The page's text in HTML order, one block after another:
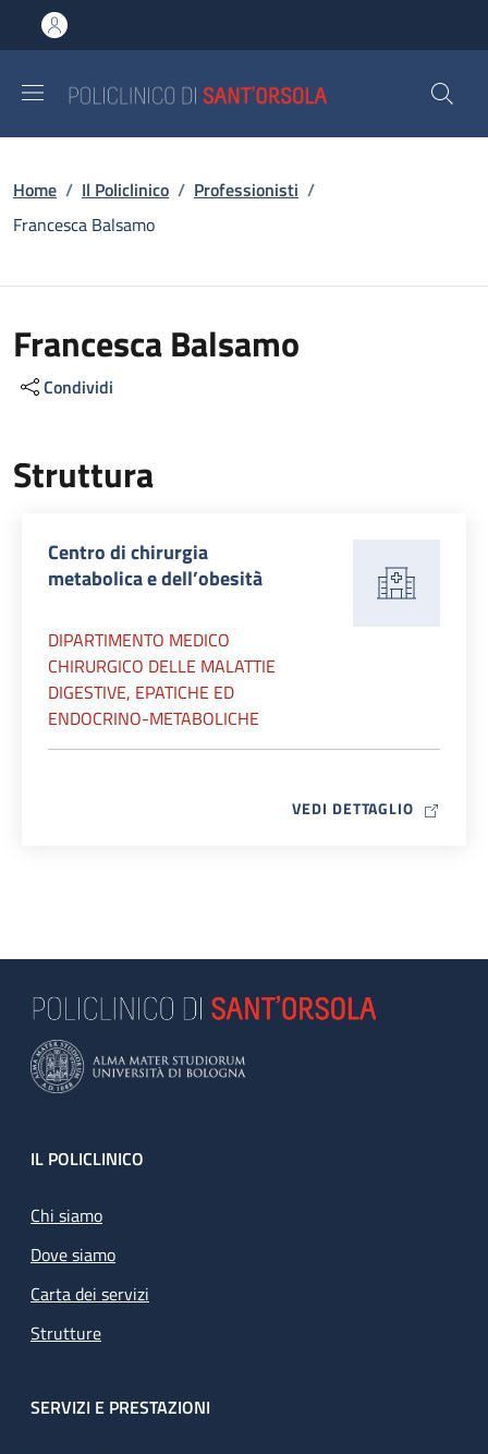
al contenuto principale
to footer content
Briciole di pane
Home / Il Policlinico / Professionisti /
Francesca Balsamo
Francesca Balsamo
Condividi
Struttura
Centro di chirurgia
metabolica e dell’obesità
DIPARTIMENTO MEDICO
CHIRURGICO DELLE MALATTIE
DIGESTIVE, EPATICHE ED
ENDOCRINO-METABOLICHE
VEDI DETTAGLIO MAP ICON
Footer
IL POLICLINICO
Chi siamo
Dove siamo
Carta dei servizi
Strutture
SERVIZI E PRESTAZIONI